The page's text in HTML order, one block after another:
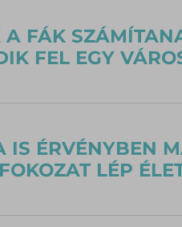
A FÁK
FEL EGY
IS ÉRVÉNYBEN
LÉP